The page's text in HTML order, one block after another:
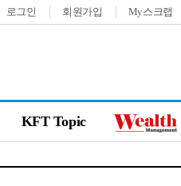
로그인 회원가입 My스크랩
KFT Topic